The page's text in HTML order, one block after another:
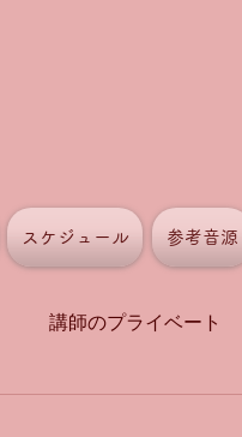
講師のプライベート
スケジュール 参考音源